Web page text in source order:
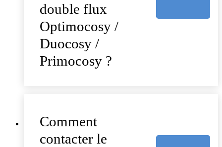
double flux
Optimocosy /
Duocosy /
Primocosy ?
Comment
contacter le